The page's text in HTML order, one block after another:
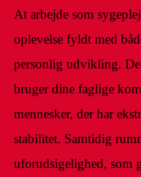
At arbejde som
oplevelse fyldt med
personlig udvikling.
bruger dine faglige
mennesker, der har
stabilitet. Samtidig
uforudsigelighed, som